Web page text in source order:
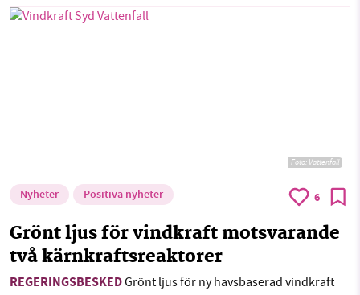
Foto: Vattenfall
Nyheter Positiva nyheter 6
Grönt ljus för vindkraft motsvarande
två kärnkraftsreaktorer
REGERINGSBESKEDGrönt ljus för ny havsbaserad vindkraft